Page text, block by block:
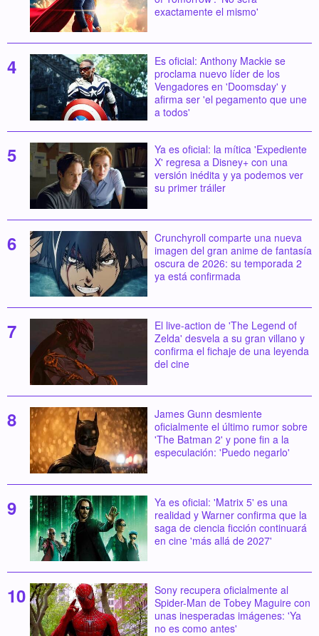
exactamente el mismo'
Es oficial: Anthony Mackie se
proclama nuevo líder de los
Vengadores en 'Doomsday' y
afirma ser 'el pegamento que une
a todos'
Ya es oficial: la mítica 'Expediente
X' regresa a Disney+ con una
versión inédita y ya podemos ver
su primer tráiler
Crunchyroll comparte una nueva
imagen del gran anime de fantasía
oscura de 2026: su temporada 2
ya está confirmada
El live-action de 'The Legend of
Zelda' desvela a su gran villano y
confirma el fichaje de una leyenda
del cine
James Gunn desmiente
oficialmente el último rumor sobre
'The Batman 2' y pone fin a la
especulación: 'Puedo negarlo'
Ya es oficial: 'Matrix 5' es una
realidad y Warner confirma que la
saga de ciencia ficción continuará
en cine 'más allá de 2027'
Sony recupera oficialmente al
Spider-Man de Tobey Maguire con
unas inesperadas imágenes: 'Ya
no es como antes'